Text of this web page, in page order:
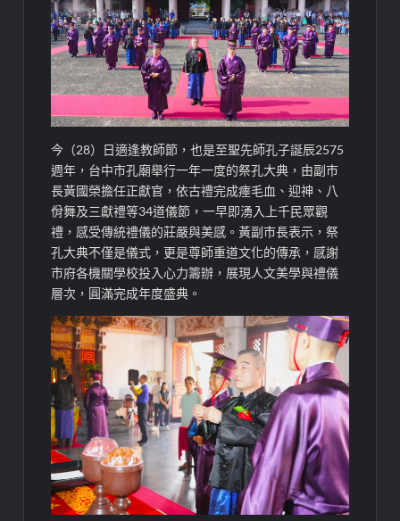
今（28）日適逢教師節，也是至聖先師孔子誕辰2575
週年，台中市孔廟舉行一年一度的祭孔大典，由副市
長黃國榮擔任正獻官，依古禮完成瘞毛血、迎神、八
佾舞及三獻禮等34道儀節，一早即湧入上千民眾觀
禮，感受傳統禮儀的莊嚴與美感。黃副市長表示，祭
孔大典不僅是儀式，更是尊師重道文化的傳承，感謝
市府各機關學校投入心力籌辦，展現人文美學與禮儀
層次，圓滿完成年度盛典。